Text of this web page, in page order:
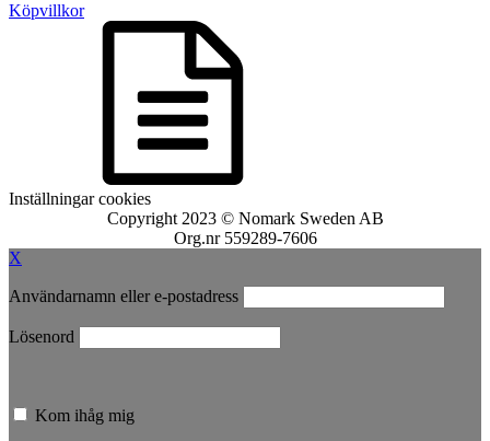
Köpvillkor
Inställningar cookies
Copyright 2023 © Nomark Sweden AB
Org.nr 559289-7606
X
Användarnamn eller e-postadress
Lösenord
Kom ihåg mig